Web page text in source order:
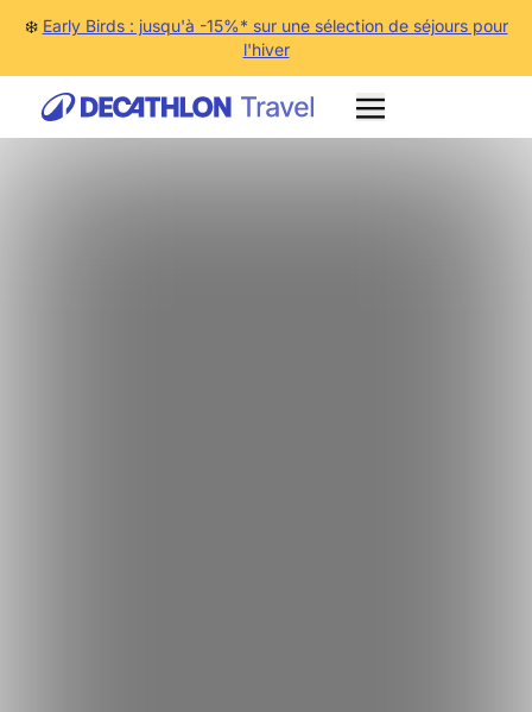
❄️ Early Birds : jusqu'à -15%* sur une sélection de séjours pour
l'hiver